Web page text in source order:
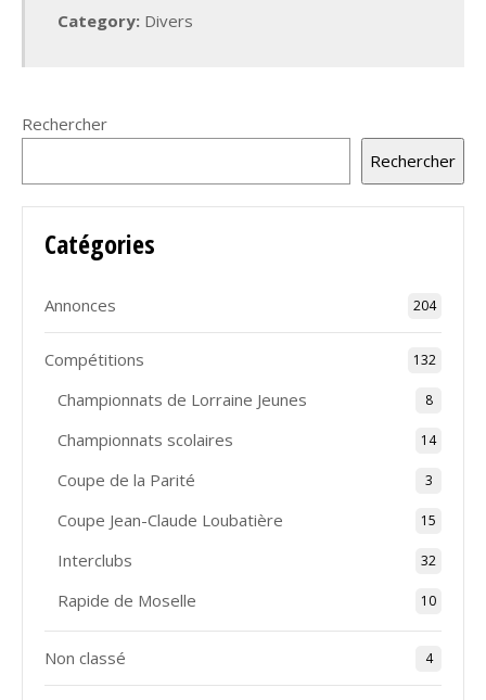
Category: Divers
Rechercher
Rechercher
Catégories
Annonces 204
Compétitions 132
Championnats de Lorraine Jeunes 8
Championnats scolaires 14
Coupe de la Parité 3
Coupe Jean-Claude Loubatière 15
Interclubs 32
Rapide de Moselle 10
Non classé 4